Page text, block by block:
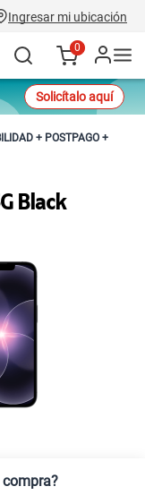
Ingresar mi ubicación
0
Solicítalo aquí
+ POSTPAGO +
Black